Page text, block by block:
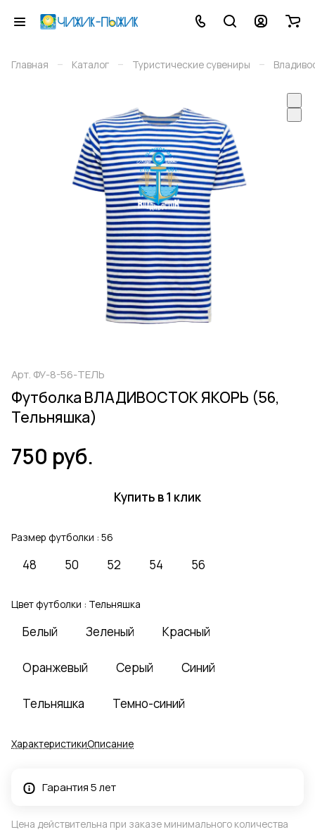
Главная – Каталог – Туристические сувениры –
Арт. ФУ-8-56-ТЕЛЬ
Футболка ВЛАДИВОСТОК ЯКОРЬ (56,
Тельняшка)
750 руб.
Купить в 1 клик
Размер футболки : 56
48 50 52 54 56
Цвет футболки : Тельняшка
Белый Зеленый Красный
Оранжевый Серый Синий
Тельняшка Темно-синий
ХарактеристикиОписание
Гарантия 5 лет
Цена действительна при заказе минимального количества